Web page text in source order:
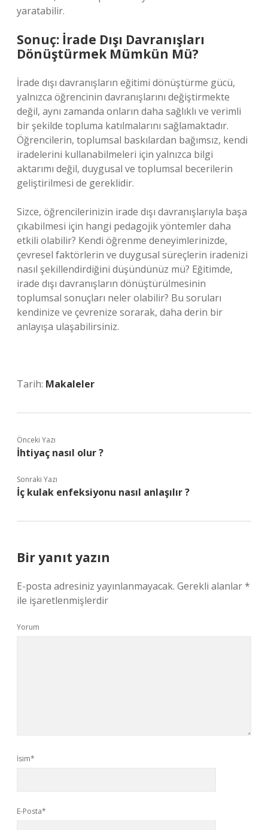
yaratabilir.
Sonuç: İrade Dışı Davranışları
Dönüştürmek Mümkün Mü?
İrade dışı davranışların eğitimi dönüştürme gücü,
yalnızca öğrencinin davranışlarını değiştirmekte
değil, aynı zamanda onların daha sağlıklı ve verimli
bir şekilde topluma katılmalarını sağlamaktadır.
Öğrencilerin, toplumsal baskılardan bağımsız, kendi
iradelerini kullanabilmeleri için yalnızca bilgi
aktarımı değil, duygusal ve toplumsal becerilerin
geliştirilmesi de gereklidir.
Sizce, öğrencilerinizin irade dışı davranışlarıyla başa
çıkabilmesi için hangi pedagojik yöntemler daha
etkili olabilir? Kendi öğrenme deneyimlerinizde,
çevresel faktörlerin ve duygusal süreçlerin iradenizi
nasıl şekillendirdiğini düşündünüz mü? Eğitimde,
irade dışı davranışların dönüştürülmesinin
toplumsal sonuçları neler olabilir? Bu soruları
kendinize ve çevrenize sorarak, daha derin bir
anlayışa ulaşabilirsiniz.
Tarih: Makaleler
Önceki Yazı
İhtiyaç nasıl olur ?
Sonraki Yazı
İç kulak enfeksiyonu nasıl anlaşılır ?
Bir yanıt yazın
E-posta adresiniz yayınlanmayacak. Gerekli alanlar*
ile işaretlenmişlerdir
Yorum
İsim*
E-Posta*